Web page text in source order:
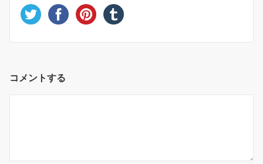
コメントする